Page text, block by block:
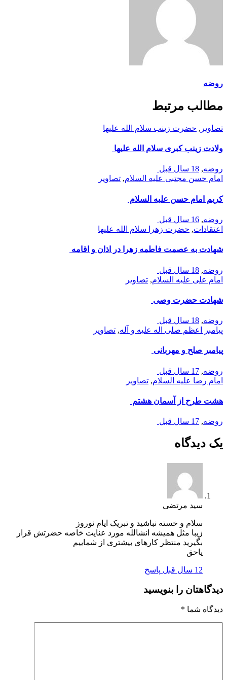
روضه
مطالب مرتبط
تصاوير , حضرت زينب سلام الله عليها
ولادت زینب کبری سلام الله علیها
روضه, 18 سال قبل
امام حسن مجتبی علیه السلام, تصاوير
کریم امام حسن علیه السلام
روضه, 16 سال قبل
اعتقادات, حضرت زهرا سلام الله علیها
شهادت به عصمت فاطمه زهرا در اذان و اقامه
روضه, 18 سال قبل
امام علی علیه السلام, تصاوير
شهادت حضرت وصی
روضه, 18 سال قبل
پيامبر اعظم صلی اله علیه و آله, تصاوير
پیامبر صلح و مهربانی
روضه, 17 سال قبل
امام رضا علیه السلام, تصاوير
هشت طرح از آسمان هشتم
روضه, 17 سال قبل
یک دیدگاه
سید مرتضی
سلام و خسته نباشید و تبریک ایام نوروز
زیبا مثل همیشه انشالله مورد عنایت خاصه حضرتش قرار
بگیرید منتظر کارهای بیشتری از شماییم
یاحق
12 سال قبل پاسخ
دیدگاهتان را بنویسید
دیدگاه شما *